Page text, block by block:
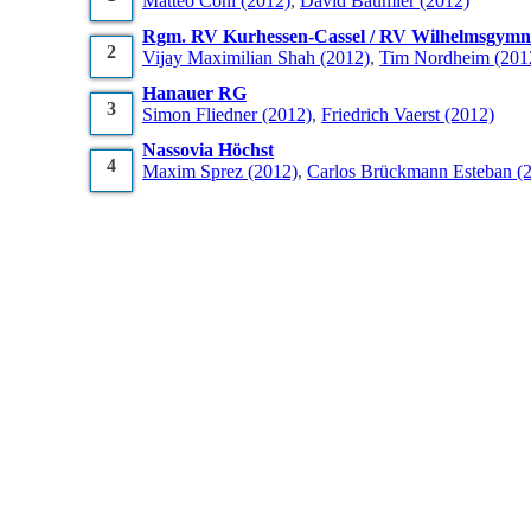
2
Rgm. RV Kurhessen-Cassel / RV
Vijay Maximilian Shah (2012), Tim Nordheim
3
Hanauer RG
Simon Fliedner (2012), Friedrich Vaerst (2012)
4
Nassovia Höchst
Maxim Sprez (2012), Carlos Brückmann Esteban